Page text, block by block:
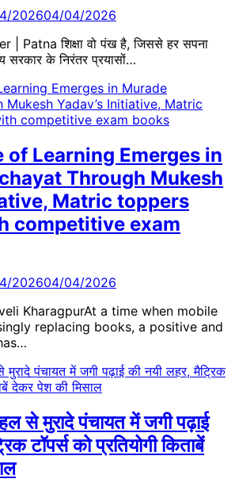
202604/04/2026
Patna शिक्षा वो पंख है, जिससे हर सपना
सरकार के निरंतर प्रयासों…
of Learning Emerges in
Through Mukesh
Matric toppers
competitive exam
202604/04/2026
KharagpurAt a time when mobile
replacing books, a positive and
से मुरादे पंचायत में जगी पढ़ाई
टॉपर्स को प्रतियोगी किताबें